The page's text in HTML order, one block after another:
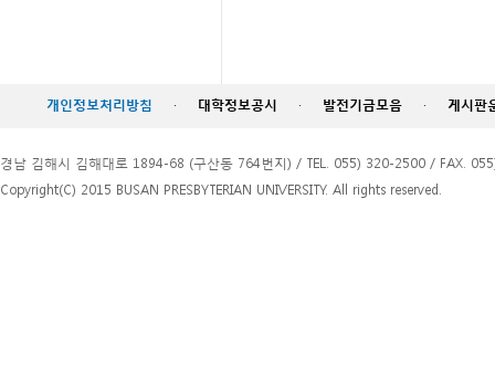
개인정보처리방침 · 대학정보공시 · 발전기금모음 · 게시판
경남 김해시 김해대로 1894-68 (구산동 764번지) / TEL. 055) 320-2500 / FAX.
Copyright(C) 2015 BUSAN PRESBYTERIAN UNIVERSITY. All rights reserved.